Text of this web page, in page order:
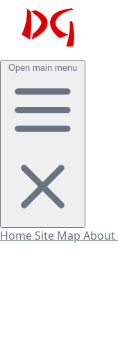
Open main menu
Home Site Map About